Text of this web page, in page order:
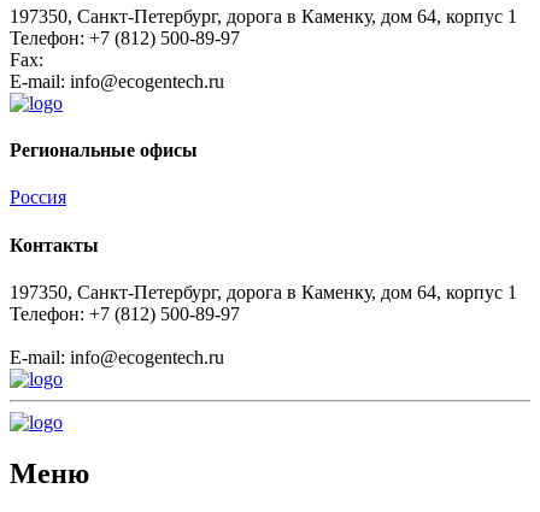
197350, Санкт-Петербург, дорога в Каменку, дом 64, корпус 1
Телефон: +7 (812) 500-89-97
Fax:
E-mail: info@ecogеntech.ru
Региональные офисы
Россия
Контакты
197350, Санкт-Петербург, дорога в Каменку, дом 64, корпус 1
Телефон: +7 (812) 500-89-97
E-mail: info@ecogеntech.ru
Меню